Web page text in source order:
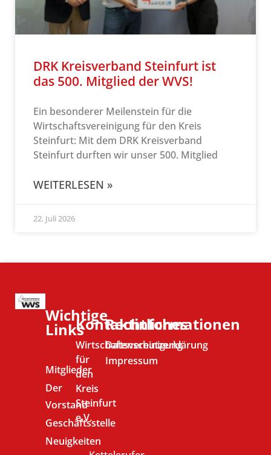
DRK Kreisverband Steinfurt ist
das 500. Mitglied der WVS!
Ein besonderer Meilenstein für die
Wirtschaftsvereinigung für den Kreis
Steinfurt: Mit dem DRK Kreisverband
Steinfurt durften wir unser 500. Mitglied
WEITERLESEN »
22. Juli 2026
Wichtige
Links
Mitglieder
Der
Vorstand
Geschäftsstelle
Neuigkeiten
Kontaktinformationen
Wirtschaftsvereinigung
für
den
Kreis
Steinfurt
e.V.
Rechtliches
Datenschutzerklärung
Impressum